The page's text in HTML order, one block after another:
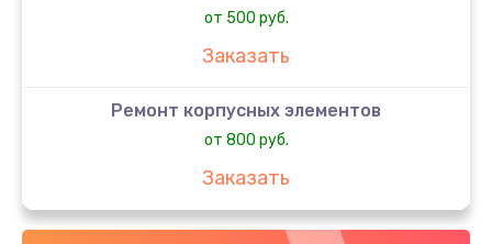
от 500 руб.
Заказать
Ремонт корпусных элементов
от 800 руб.
Заказать
Ремонт сим-лотка